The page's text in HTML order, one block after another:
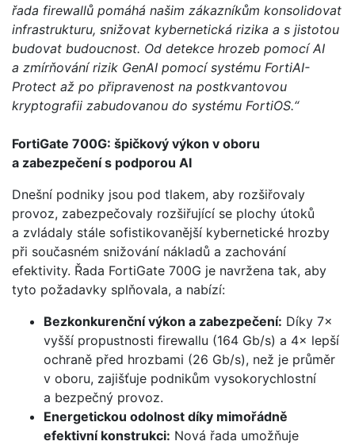
řada firewallů pomáhá našim zákazníkům konsolidovat
infrastrukturu, snižovat kybernetická rizika a s jistotou
budovat budoucnost. Od detekce hrozeb pomocí AI
a zmírňování rizik GenAI pomocí systému FortiAI-
Protect až po připravenost na postkvantovou
kryptografii zabudovanou do systému FortiOS.“
FortiGate 700G: špičkový výkon v oboru
a zabezpečení s podporou AI
Dnešní podniky jsou pod tlakem, aby rozšiřovaly
provoz, zabezpečovaly rozšiřující se plochy útoků
a zvládaly stále sofistikovanější kybernetické hrozby
při současném snižování nákladů a zachování
efektivity. Řada FortiGate 700G je navržena tak, aby
tyto požadavky splňovala, a nabízí:
Bezkonkurenční výkon a zabezpečení: Díky 7×
vyšší propustnosti firewallu (164 Gb/s) a 4× lepší
ochraně před hrozbami (26 Gb/s), než je průměr
v oboru, zajišťuje podnikům vysokorychlostní
a bezpečný provoz.
Energetickou odolnost díky mimořádně
efektivní konstrukci: Nová řada umožňuje